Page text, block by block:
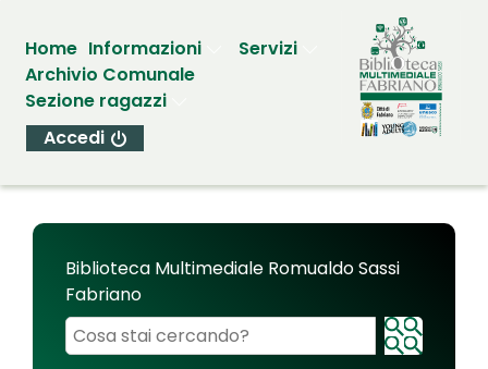
Home Informazioni
Servizi
Archivio Comunale
Sezione ragazzi
Accedi
Biblioteca Multimediale Romualdo Sassi
Fabriano
Cerca su "Biblioteca Multimediale Romualdo